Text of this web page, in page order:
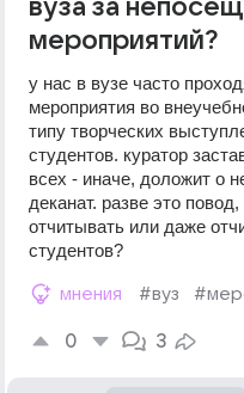
вуза за
мероприятий?
у нас в вузе часто
мероприятия во
типу творческих
студентов. куратор
всех - иначе, доложит о
деканат. разве это
отчитывать или даже
студентов?
мнения #вуз
0 3